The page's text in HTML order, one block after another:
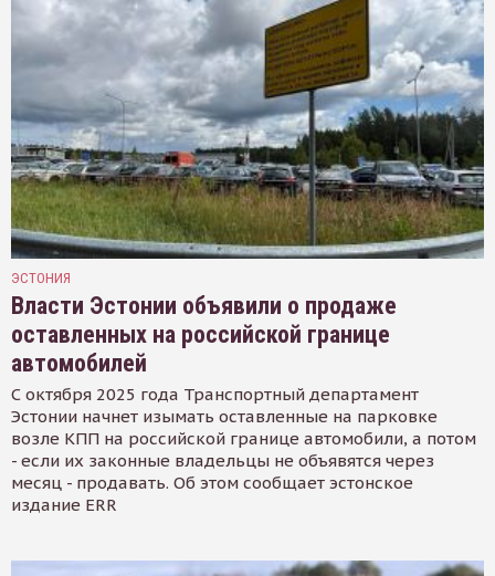
ЭСТОНИЯ
Власти Эстонии объявили о продаже
оставленных на российской границе
автомобилей
С октября 2025 года Транспортный департамент
Эстонии начнет изымать оставленные на парковке
возле КПП на российской границе автомобили, а потом
- если их законные владельцы не объявятся через
месяц - продавать. Об этом сообщает эстонское
издание ERR